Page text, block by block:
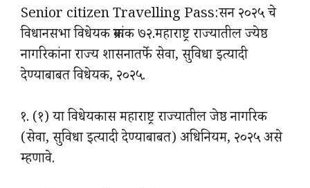
Senior citizen Travelling Pass:सन २०२५ चे
विधानसभा विधेयक क्रमांक ७२.महाराष्ट्र राज्यातील ज्येष्ठ
नागरिकांना राज्य शासनातर्फे सेवा, सुविधा इत्यादी
देण्याबाबत विधेयक, २०२५.
१. (१) या विधेयकास महाराष्ट्र राज्यातील जेष्ठ नागरिक
(सेवा, सुविधा इत्यादी देण्याबाबत) अधिनियम, २०२५ असे
म्हणावे.